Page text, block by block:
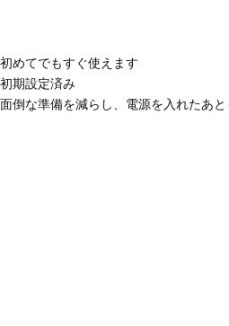
初めてでもすぐ使えます
初期設定済み
面倒な準備を減らし、電源を入れたあ